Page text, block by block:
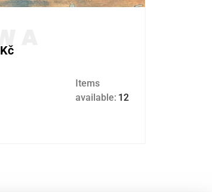
Kč
Items
available: 12